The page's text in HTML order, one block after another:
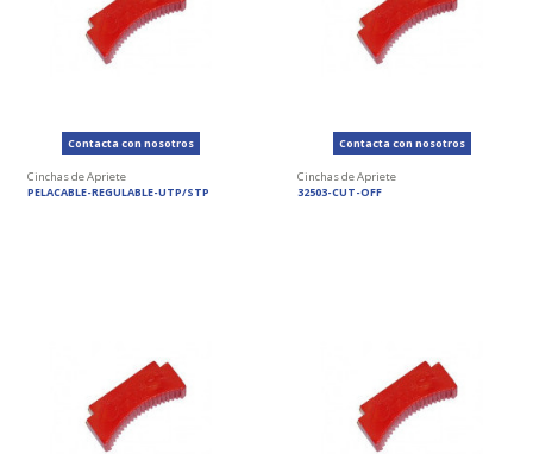
Contacta con nosotros
Cinchas de Apriete
PELACABLE-REGULABLE-UTP/STP
Contacta con nosotros
Cinchas de Apriete
32503-CUT-OFF